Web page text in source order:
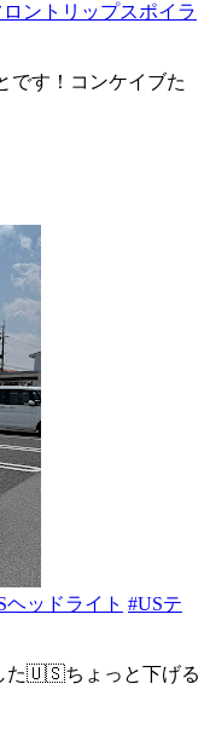
ロントリップスポイラ
す！コンケイブた
ヘッドライト #USテ
た🇺🇸ちょっと下げる